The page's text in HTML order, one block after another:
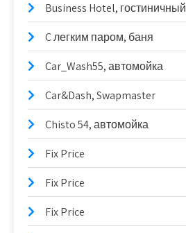
Business Hotel,
C легким паром, баня
Car_Wash55, автомойка
Car&Dash, Swapmaster
Chisto 54, автомойка
Fix Price
Fix Price
Fix Price